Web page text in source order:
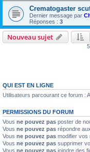
Crematogaster
Dernier message par
Réponses : 3
Nouveau sujet
QUI EST EN LIGNE
Utilisateurs parcourant ce forum :
PERMISSIONS DU FORUM
Vous ne pouvez pas poster de
Vous ne pouvez pas répondre
Vous ne pouvez pas modifier vos
Vous ne pouvez pas supprimer
Vous ne pouvez pas joindre des